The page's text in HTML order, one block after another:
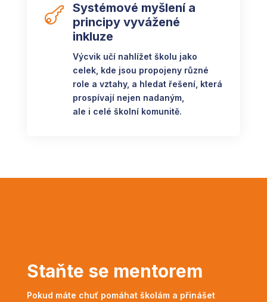

Systémové myšlení a
principy vyvážené
inkluze
Výcvik učí nahlížet školu jako
celek, kde jsou propojeny různé
role a vztahy, a hledat řešení, která
prospívají nejen nadaným,
ale i celé školní komunitě.
Staňte se mentorem
Pokud máte chuť pomáhat školám a přinášet